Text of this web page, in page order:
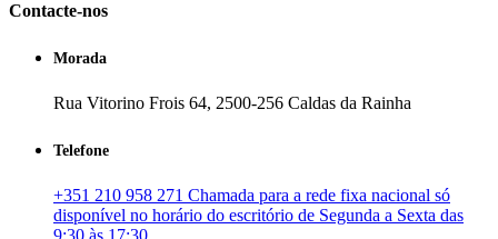
Contacte-nos
Morada
Rua Vitorino Frois 64, 2500-256 Caldas da Rainha
Telefone
+351 210 958 271 Chamada para a rede fixa nacional só
disponível no horário do escritório de Segunda a Sexta das
9:30 às 17:30